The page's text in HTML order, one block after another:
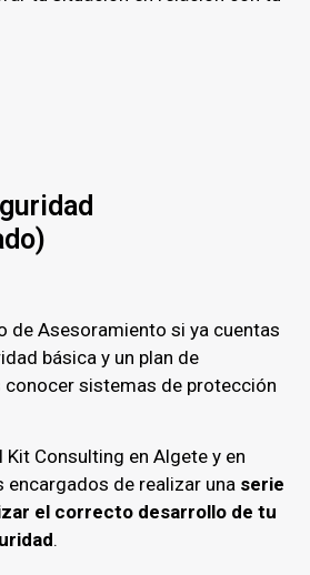
de Asesoramiento si ya cuentas
básica y un plan de
conocer sistemas de protección
Consulting en Algete y en
de realizar una serie
el correcto desarrollo de tu
.